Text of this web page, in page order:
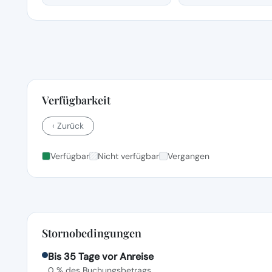
Verfügbarkeit
‹ Zurück
Verfügbar Nicht verfügbar Vergangen
Stornobedingungen
Bis 35 Tage vor Anreise